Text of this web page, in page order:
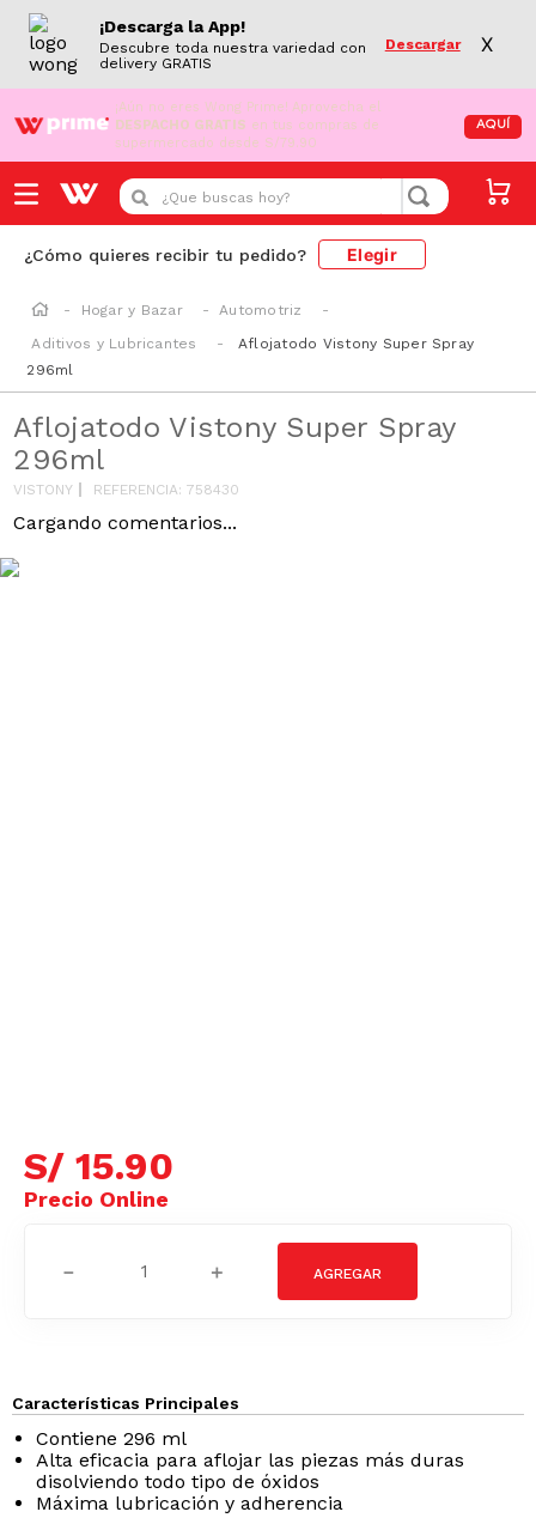
¡Descarga la App!
Descubre toda nuestra variedad con
delivery GRATIS
Descargar X
¡Aún no eres Wong Prime! Aprovecha el
DESPACHO GRATIS en tus compras de
supermercado desde S/79.90
AQUÍ
¿Que buscas hoy?
¿Cómo quieres recibir tu pedido? Elegir
Hogar y Bazar
Automotriz
Aditivos y Lubricantes
Aflojatodo Vistony Super Spray
296ml
Aflojatodo Vistony Super Spray
296ml
VISTONY REFERENCIA:758430
S/ 15 90
Contiene 296 ml
Alta eficacia para aflojar las piezas más duras
disolviendo todo tipo de óxidos
Máxima lubricación y adherencia